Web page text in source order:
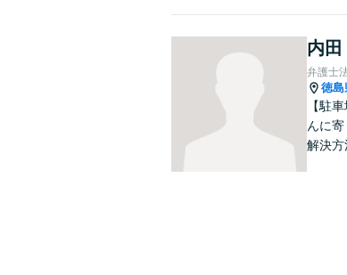
内田
弁護士
徳島
【駐
んに
解決方